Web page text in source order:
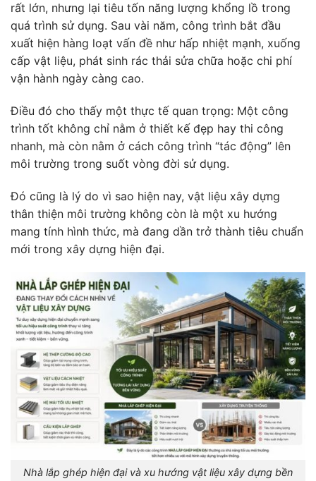
rất lớn, nhưng lại tiêu tốn năng lượng khổng lồ trong
quá trình sử dụng. Sau vài năm, công trình bắt đầu
xuất hiện hàng loạt vấn đề như hấp nhiệt mạnh, xuống
cấp vật liệu, phát sinh rác thải sửa chữa hoặc chi phí
vận hành ngày càng cao.
Điều đó cho thấy một thực tế quan trọng: Một công
trình tốt không chỉ nằm ở thiết kế đẹp hay thi công
nhanh, mà còn nằm ở cách công trình “tác động” lên
môi trường trong suốt vòng đời sử dụng.
Đó cũng là lý do vì sao hiện nay, vật liệu xây dựng
thân thiện môi trường không còn là một xu hướng
mang tính hình thức, mà đang dần trở thành tiêu chuẩn
mới trong xây dựng hiện đại.
Nhà lắp ghép hiện đại và xu hướng vật liệu xây dựng bền